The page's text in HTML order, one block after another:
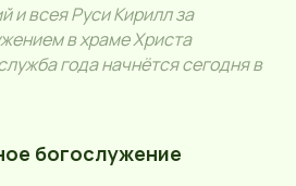
и всея Руси Кирилл за
в храме Христа
года начнётся сегодня в
богослужение